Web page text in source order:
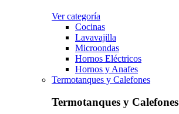
Ver categoría
Cocinas
Lavavajilla
Microondas
Hornos Eléctricos
Hornos y Anafes
Termotanques y Calefones
Termotanques y Calefones